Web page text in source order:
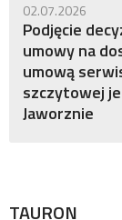
02.07.2026
Podjęcie
umowy na
umową
szczytowej
Jaworznie
TAURON